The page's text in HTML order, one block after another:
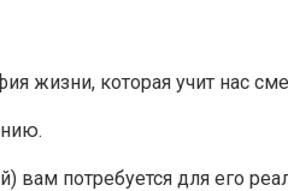
которая учит нас
потребуется для его